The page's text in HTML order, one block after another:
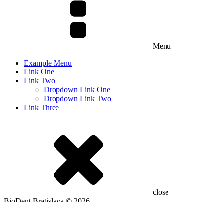
Menu
Example Menu
Link One
Link Two
Dropdown Link One
Dropdown Link Two
Link Three
close